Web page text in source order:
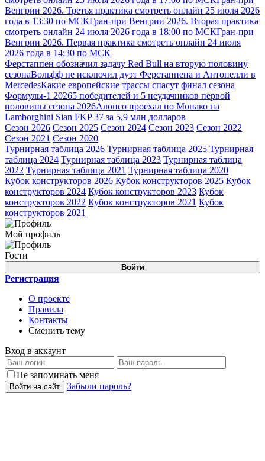
Венгрии 2026. Третья практика смотреть онлайн 25 июля 2026
года в 13:30 по МСКГран-при Венгрии 2026. Вторая практика
смотреть онлайн 24 июля 2026 года в 18:00 по МСКГран-при
Венгрии 2026. Первая практика смотреть онлайн 24 июля
2026 года в 14:30 по МСК
Ферстаппен обозначил задачу Red Bull на вторую половину
сезонаВольфф не исключил дуэт Ферстаппена и Антонелли в
MercedesКакие европейские трассы спасут финал сезона
Формулы-1 20265 победителей и 5 неудачников первой
половины сезона 2026Алонсо проехал по Монако на
Lamborghini Sian FKP 37 за 5,9 млн долларов
Сезон 2026 Сезон 2025 Сезон 2024 Сезон 2023 Сезон 2022
Сезон 2021 Сезон 2020
Турнирная таблица 2026 Турнирная таблица 2025 Турнирная
таблица 2024 Турнирная таблица 2023 Турнирная таблица
2022 Турнирная таблица 2021 Турнирная таблица 2020
Кубок конструкторов 2026 Кубок конструкторов 2025 Кубок
конструкторов 2024 Кубок конструкторов 2023 Кубок
конструкторов 2022 Кубок конструкторов 2021 Кубок
конструкторов 2021
Мой профиль
Гости
Войти
Регистрация
О проекте
Правила
Контакты
Сменить тему
Вход в аккаунт
Не запоминать меня
Войти на сайт Забыли пароль?